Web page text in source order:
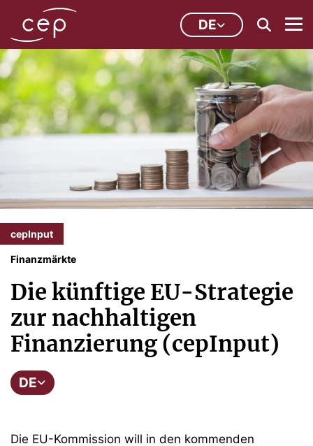
DE
cepInput
Finanzmärkte
Die künftige EU-Strategie
zur nachhaltigen
Finanzierung (cepInput)
DE
Die EU-Kommission will in den kommenden